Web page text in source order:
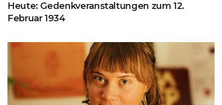
Heute: Gedenkveranstaltungen zum 12.
Februar 1934